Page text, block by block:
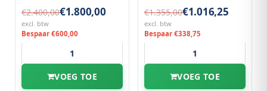
€2.400,00€1.800,00
excl. btw
Bespaar €600,00
VOEG TOE
€1.355,00€1.016,25
excl. btw
Bespaar €338,75
VOEG TOE